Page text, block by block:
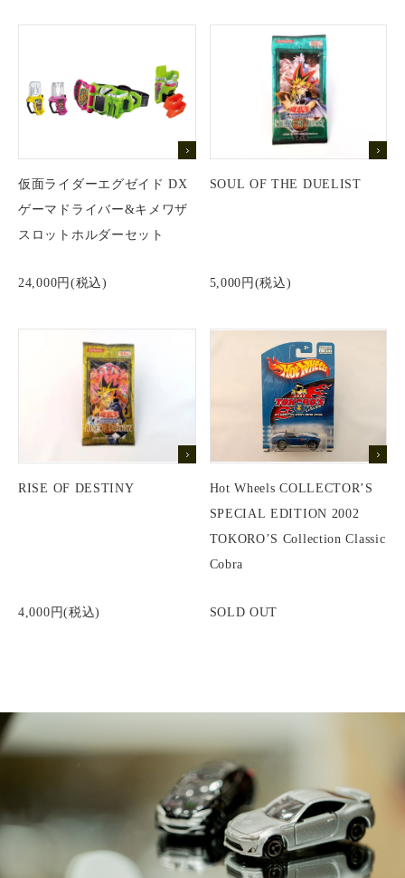
仮面ライダーエグゼイド DX
ゲーマドライバー&キメワザ
スロットホルダーセット
24,000円(税込)
SOUL OF THE DUELIST
5,000円(税込)
RISE OF DESTINY
4,000円(税込)
Hot Wheels COLLECTOR’S
SPECIAL EDITION 2002
TOKORO’S Collection Classic
Cobra
SOLD OUT